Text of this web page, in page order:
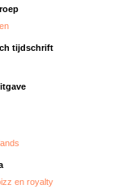
tijdschrift
en royalty